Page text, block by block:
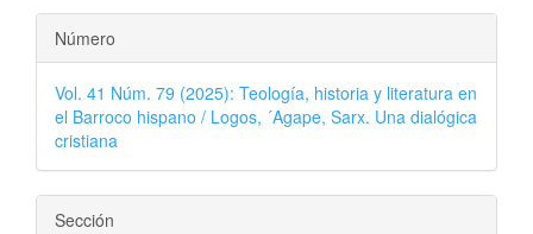
Número
Vol. 41 Núm. 79 (2025): Teología, historia y literatura en
el Barroco hispano / Logos, ´Agape, Sarx. Una dialógica
cristiana
Sección